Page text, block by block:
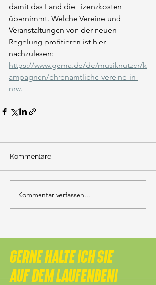
damit das Land die Lizenzkosten
übernimmt. Welche Vereine und
Veranstaltungen von der neuen
Regelung profitieren ist hier
nachzulesen:
https://www.gema.de/de/musiknutzer/k
ampagnen/ehrenamtliche-vereine-in-
nrw.
Kommentare
Kommentar verfassen...
GERNE HALTE ICH SIE
AUF DEM LAUFENDEN!